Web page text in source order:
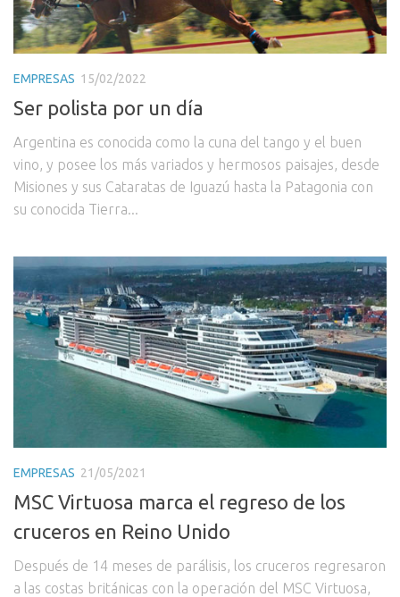
EMPRESAS 15/02/2022
Ser polista por un día
Argentina es conocida como la cuna del tango y el buen
vino, y posee los más variados y hermosos paisajes, desde
Misiones y sus Cataratas de Iguazú hasta la Patagonia con
su conocida Tierra...
EMPRESAS 21/05/2021
MSC Virtuosa marca el regreso de los
cruceros en Reino Unido
Después de 14 meses de parálisis, los cruceros regresaron
a las costas británicas con la operación del MSC Virtuosa,